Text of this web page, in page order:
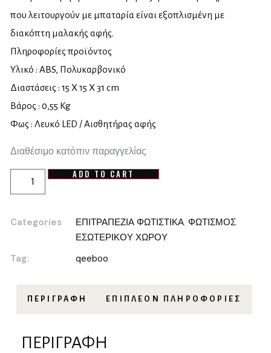
που λειτουργούν με μπαταρία είναι εξοπλισμένη με
διακόπτη μαλακής αφής.
Πληροφορίες προϊόντος
Υλικό : ABS, Πολυκαρβονικό
Διαστάσεις : 15 X 15 X 31 cm
Βάρος : 0,55 Kg
Φως : Λευκό LED / Αισθητήρας αφής
Διαθέσιμο κατόπιν παραγγελίας
ADD TO CART
Categories ΕΠΙΤΡΑΠΕΖΙΑ ΦΩΤΙΣΤΙΚΑ, ΦΩΤΙΣΜΟΣ
ΕΣΩΤΕΡΙΚΟΥ ΧΩΡΟΥ
Tag:
qeeboo
ΠΕΡΙΓΡΑΦΉ ΕΠΙΠΛΈΟΝ ΠΛΗΡΟΦΟΡΊΕΣ
ΠΕΡΙΓΡΑΦΉ